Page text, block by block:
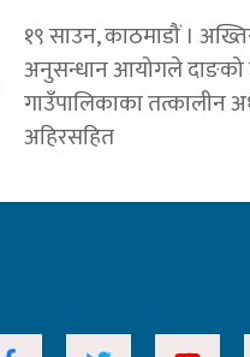
१९ साउन, काठमाडौं ।
अनुसन्धान आयोगले दाङको
गाउँपालिकाका तत्कालीन
अहिरसहित